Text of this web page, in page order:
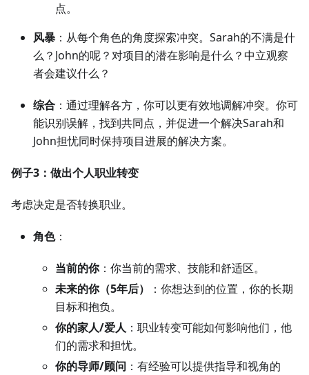
点。
风暴 ：从每个角色的角度探索冲突。Sarah的不满是什
么？John的呢？对项目的潜在影响是什么？中立观察
者会建议什么？
综合 ：通过理解各方，你可以更有效地调解冲突。你可
能识别误解，找到共同点，并促进一个解决Sarah和
John担忧同时保持项目进展的解决方案。
例子3：做出个人职业转变
考虑决定是否转换职业。
角色：
当前的你：你当前的需求、技能和舒适区。
未来的你（5年后）
：你想达到的位置，你的长期
目标和抱负。
你的家人/爱人 ：职业转变可能如何影响他们，他
们的需求和担忧。
你的导师/顾问 ：有经验可以提供指导和视角的